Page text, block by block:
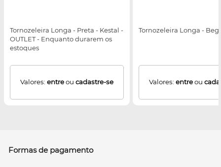
Tornozeleira Longa - Preta - Kestal -
OUTLET - Enquanto durarem os
estoques
Valores: entreou cadastre-se
Tornozeleira Longa -
Valores: entreou
Formas de pagamento